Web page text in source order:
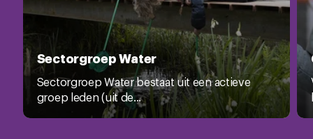
Sectorgroep Water
Sectorgroep Water bestaat uit een actieve
groep leden (uit de...